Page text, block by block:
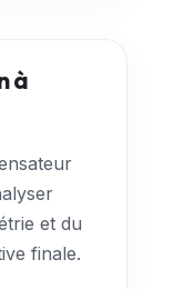
à
et du
finale.